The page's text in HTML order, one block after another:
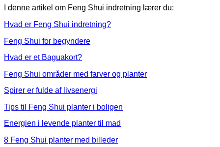
I denne artikel om Feng Shui indretning lærer du:
Hvad er Feng Shui indretning?
Feng Shui for begyndere
Hvad er et Baguakort?
Feng Shui områder med farver og planter
Spirer er fulde af livsenergi
Tips til Feng Shui planter i boligen
Energien i levende planter til mad
8 Feng Shui planter med billeder